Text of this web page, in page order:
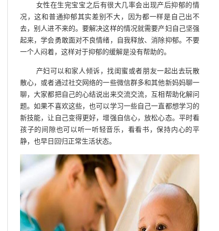
女性在生完宝宝之后有很大几率会出现产后抑郁的情
况，这和普通抑郁其实差别不大，因为都一样是自己出不
去，别人进不来的。要解决这样的情况就需要产妇自己坚强
起来，学会勇敢面对不良情绪，自我释放、消除抑郁。不要
一个人闷着，这样对于抑郁的缓解是没有帮助的。
产妇可以和家人倾诉，找闺蜜或者朋友一起出去玩散
散心，或者通过社交网络的一些微信群多和其他新妈妈聊一
聊，大家都把自己的心结说出来交流交流，互相帮助化解问
题。如果不喜欢这些，也可以学习一些自己一直都想学习的
新技能，让自己变得更好，增强自信心，放松心态。平时看
孩子的间隙也可以听一听轻音乐，看看书，保持内心的平
静，也早日回归正常生活状态。